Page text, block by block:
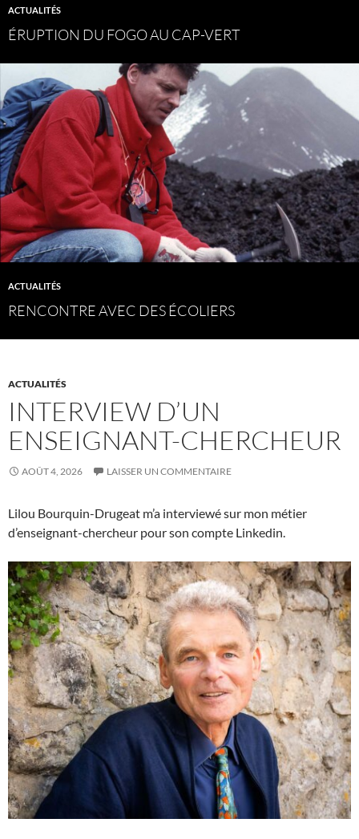
ACTUALITÉS
ÉRUPTION DU FOGO AU CAP-VERT
ACTUALITÉS
RENCONTRE AVEC DES ÉCOLIERS
ACTUALITÉS
INTERVIEW D’UN
ENSEIGNANT-CHERCHEUR
AOÛT 4, 2026 LAISSER UN COMMENTAIRE
Lilou Bourquin-Drugeat m’a interviewé sur mon métier
d’enseignant-chercheur pour son compte Linkedin.